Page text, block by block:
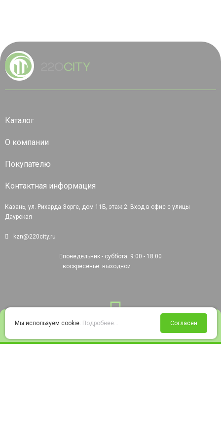
Войти Избранное Корзина
Каталог
О компании
Покупателю
Контактная информация
Казань, ул. Рихарда Зорге, дом 11Б, этаж 2. Вход в офис с улицы
Даурская
kzn@220city.ru
понедельник - суббота: 9:00 - 18:00
воскресенье: выходной
Мы используем cookie. Подробнее... Согласен